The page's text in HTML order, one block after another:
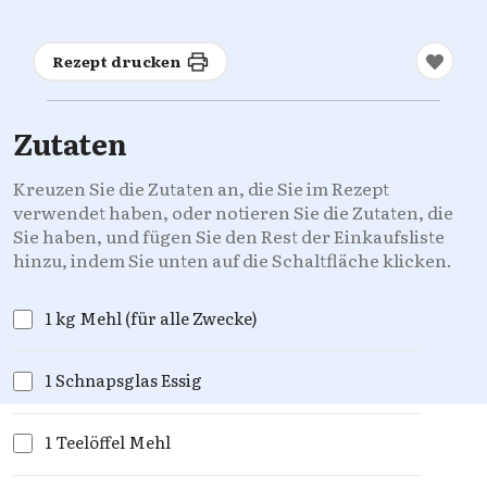
Rezept drucken
Zutaten
Kreuzen Sie die Zutaten an, die Sie im Rezept
verwendet haben, oder notieren Sie die Zutaten, die
Sie haben, und fügen Sie den Rest der Einkaufsliste
hinzu, indem Sie unten auf die Schaltfläche klicken.
1 kg Mehl (für alle Zwecke)
1 Schnapsglas Essig
1 Teelöffel Mehl